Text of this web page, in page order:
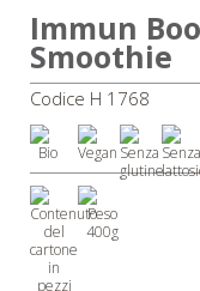
Immun
Smoothie
Codice H 1768
400g